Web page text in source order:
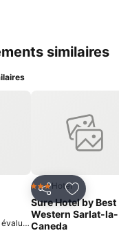
similaires
à mes favoris
évaluations)
PartagerAjouter
3 ÉtoilesHotel
Sure Hotel by Best
Western Sarlat-la-
Caneda